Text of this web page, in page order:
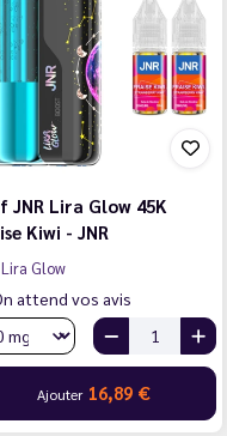
JNR Lira Glow 45K
Kiwi - JNR
Lira Glow
attend vos avis
Ajouter 16,89 €